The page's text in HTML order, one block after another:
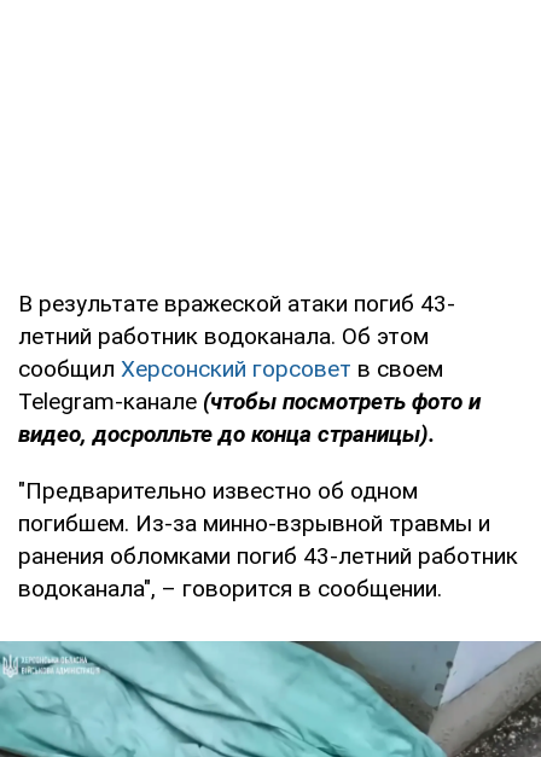
В результате вражеской атаки погиб 43-
летний работник водоканала. Об этом
сообщил Херсонский горсовет в своем
Telegram-канале (чтобы посмотреть фото и
видео, досролльте до конца страницы).
"Предварительно известно об одном
погибшем. Из-за минно-взрывной травмы и
ранения обломками погиб 43-летний работник
водоканала", – говорится в сообщении.